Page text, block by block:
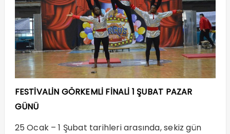
FESTİVALİN GÖRKEMLİ FİNALİ 1 ŞUBAT PAZAR
GÜNÜ
25 Ocak – 1 Şubat tarihleri arasında, sekiz gün